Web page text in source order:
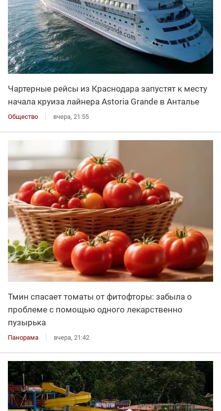
Чартерные рейсы из Краснодара запустят к месту
начала круиза лайнера Astoria Grande в Анталье
Общество вчера, 21:55
Тмин спасает томаты от фитофторы: забыла о
проблеме с помощью одного лекарственно
пузырька
Панорама вчера, 21:42